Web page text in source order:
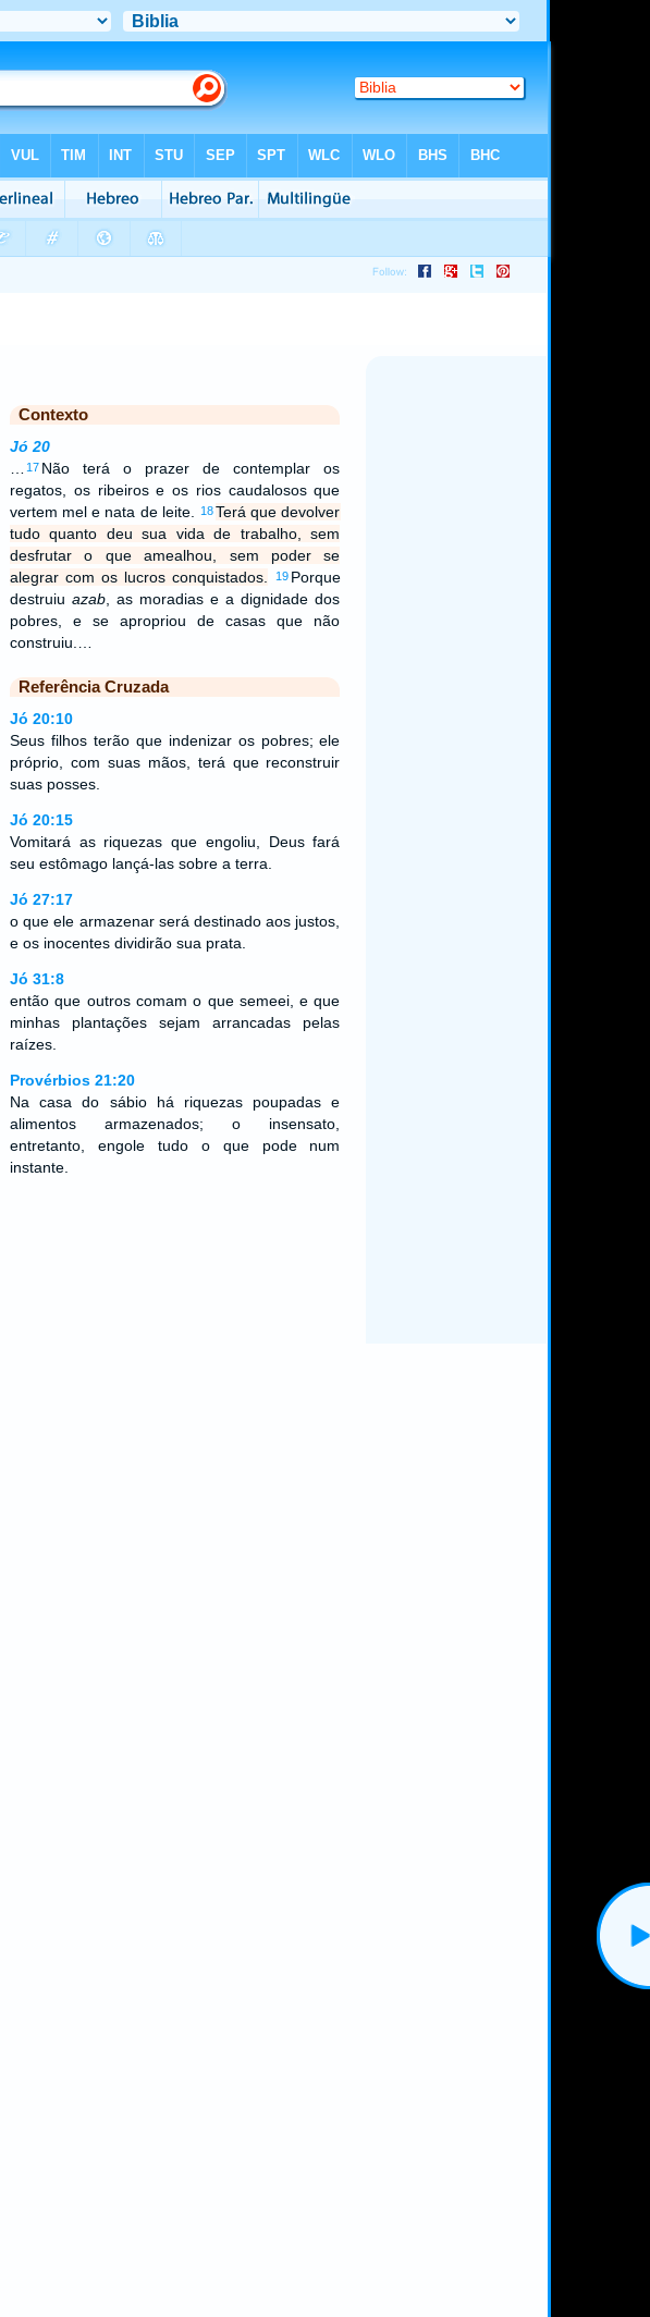
Contexto
Jó 20
17 Não terá o prazer de contemplar os
regatos, os ribeiros e os rios caudalosos que
vertem mel e nata de leite.
18Terá que devolver
tudo quanto deu sua vida de trabalho, sem
desfrutar o que amealhou, sem poder se
alegrar com os lucros conquistados.
19 Porque
destruiu azab , as moradias e a dignidade dos
pobres, e se apropriou de casas que não
construiu.…
Referência Cruzada
Jó 20:10
Seus filhos terão que indenizar os pobres; ele
próprio, com suas mãos, terá que reconstruir
suas posses.
Jó 20:15
Vomitará as riquezas que engoliu, Deus fará
seu estômago lançá-las sobre a terra.
Jó 27:17
o que ele armazenar será destinado aos justos,
e os inocentes dividirão sua prata.
Jó 31:8
então que outros comam o que semeei, e que
minhas plantações sejam arrancadas pelas
raízes.
Provérbios 21:20
Na casa do sábio há riquezas poupadas e
alimentos armazenados; o insensato,
entretanto, engole tudo o que pode num
instante.